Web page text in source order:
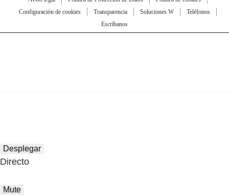
Configuración de cookies
Transparencia Soluciones W
Teléfonos
Escríbanos
Desplegar
Directo
Mute